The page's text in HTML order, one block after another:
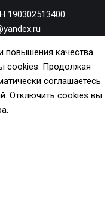
190302513400
повышения качества
cookies. Продолжая
соглашаетесь
Отключить cookies вы